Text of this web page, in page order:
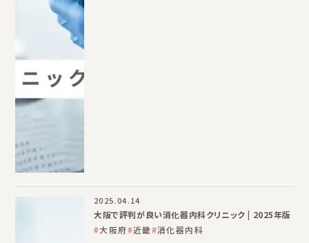
2025.04.14
大阪で評判が良い消化器内科クリニック | 2025年版
大阪府 近畿 消化器内科